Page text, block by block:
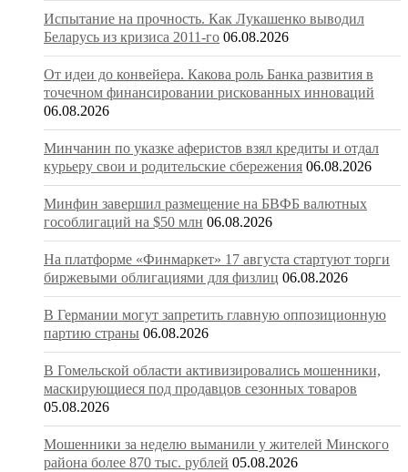
Испытание на прочность. Как Лукашенко выводил
Беларусь из кризиса 2011-го 06.08.2026
От идеи до конвейера. Какова роль Банка развития в
точечном финансировании рискованных инноваций
06.08.2026
Минчанин по указке аферистов взял кредиты и отдал
курьеру свои и родительские сбережения 06.08.2026
Минфин завершил размещение на БВФБ валютных
гособлигаций на $50 млн 06.08.2026
На платформе «Финмаркет» 17 августа стартуют торги
биржевыми облигациями для физлиц 06.08.2026
В Германии могут запретить главную оппозиционную
партию страны 06.08.2026
В Гомельской области активизировались мошенники,
маскирующиеся под продавцов сезонных товаров
05.08.2026
Мошенники за неделю выманили у жителей Минского
района более 870 тыс. рублей 05.08.2026